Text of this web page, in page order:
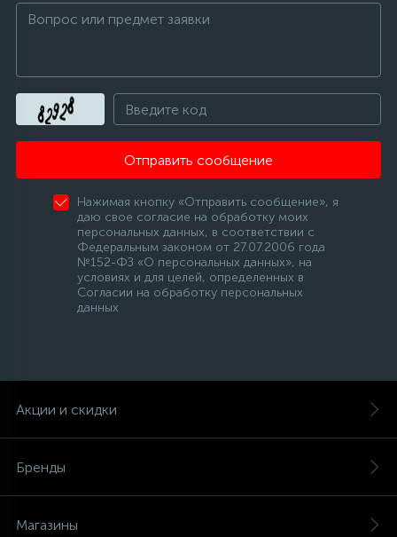
Отправить сообщение
Нажимая кнопку «Отправить сообщение», я
даю свое согласие на обработку моих
персональных данных, в соответствии с
Федеральным законом от 27.07.2006 года
№152-ФЗ «О персональных данных», на
условиях и для целей, определенных в
Согласии на обработку персональных
данных
Акции и скидки
Бренды
Магазины